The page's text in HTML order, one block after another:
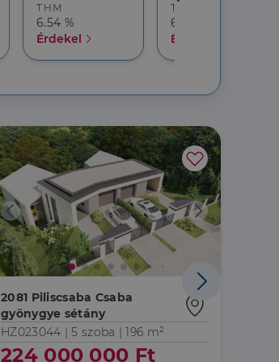
THM
6.54 %
Érdekel
THM
6.68 %
Érdekel
2081 Piliscsaba Csaba
gyönygye sétány
HZ023044 |5 szoba | 196 m²
224 000 000 Ft